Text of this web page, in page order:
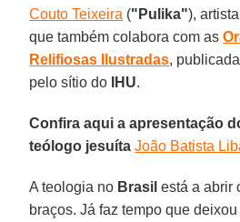
Couto Teixeira ("Pulika"),
que também colabora com as
Relifiosas Ilustradas,
pelo sítio do
IHU.
Confira aqui a apresentação
teólogo jesuítaJoão Batista
A teologia no Brasilestá a abrir
braços. Já faz tempo que